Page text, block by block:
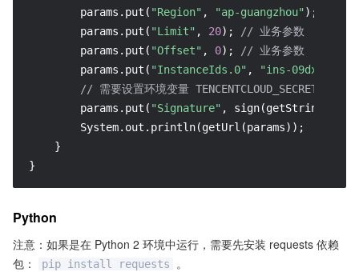
        params.put(
"Region" , "ap-guangzhou" );
        params.put(
"Limit" , 20);
// 业务参数
        params.put(
"Offset" , 0);
// 业务参数
        params.put(
"InstanceIds.0" , "ins-09dx96dg"
// 需要设置环境变量
        params.put(
"Signature" ,
        System.out.println(getUrl(params));
    }
}
Python
注意：如果是在 Python 2 环境中运行，需要先安装 requests 依赖
包：
pip install requests 。